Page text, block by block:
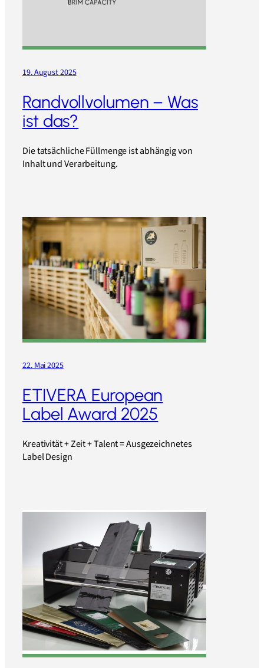
19. August 2025
Randvollvolumen – Was
ist das?
Die tatsächliche Füllmenge ist abhängig von
Inhalt und Verarbeitung.
22. Mai 2025
ETIVERA European
Label Award 2025
Kreativität + Zeit + Talent = Ausgezeichnetes
Label Design